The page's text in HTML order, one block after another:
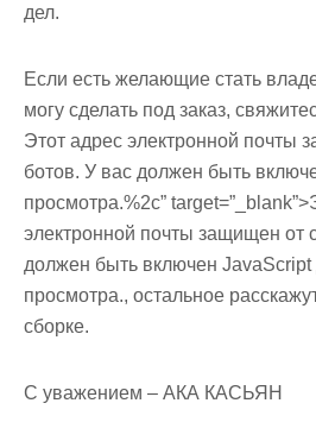
дел.
Если есть желающие стать
могу сделать под заказ,
Этот адрес электронной почты
ботов. У вас должен быть
просмотра.%2c”
электронной почты защищен от
должен быть включен JavaScript
просмотра., остальное
сборке.
С уважением – АКА КАСЬЯН